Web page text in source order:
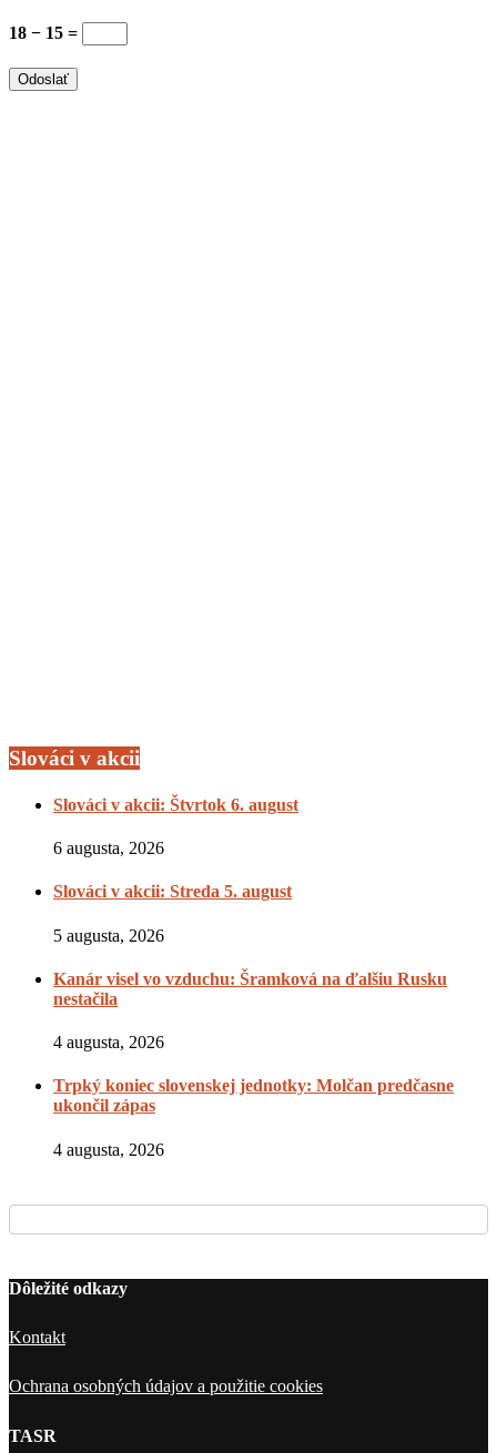
18 − 15 =
Slováci v akcii
Slováci v akcii: Štvrtok 6. august
6 augusta, 2026
Slováci v akcii: Streda 5. august
5 augusta, 2026
Kanár visel vo vzduchu: Šramková na ďalšiu Rusku
nestačila
4 augusta, 2026
Trpký koniec slovenskej jednotky: Molčan predčasne
ukončil zápas
4 augusta, 2026
Dôležité odkazy
Kontakt
Ochrana osobných údajov a použitie cookies
TASR